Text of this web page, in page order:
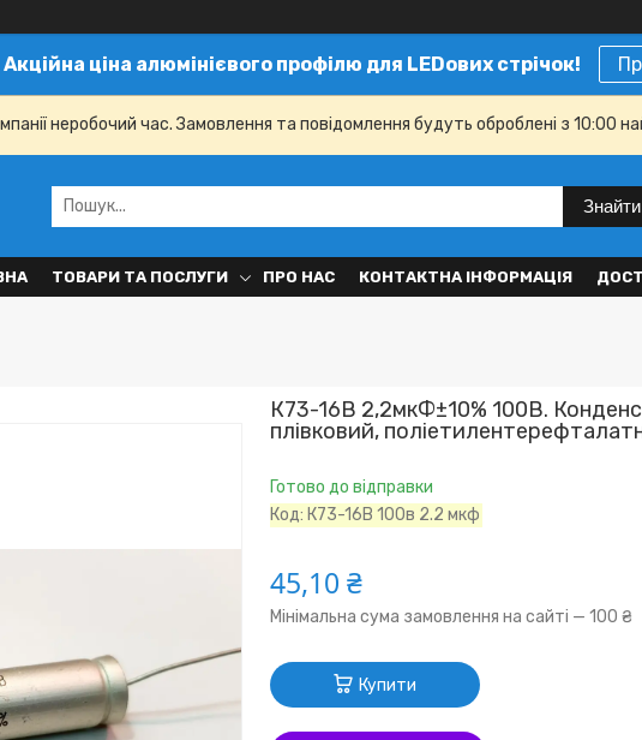
Акційна ціна алюмінієвого профілю для LEDових стрічок!
неробочий час. Замовлення та повідомлення будуть оброблені з 10:00
Знайти
ТОВАРИ ТА ПОСЛУГИ ПРО НАС КОНТАКТНА ІНФОРМАЦІЯ
К73-16В 2,2мкФ±10% 100В.
плівковий,
Готово до відправки
Код: К73-16В 100в 2.2 мкф
45,10 ₴
Мінімальна сума замовлення на сайті — 100 ₴
Купити